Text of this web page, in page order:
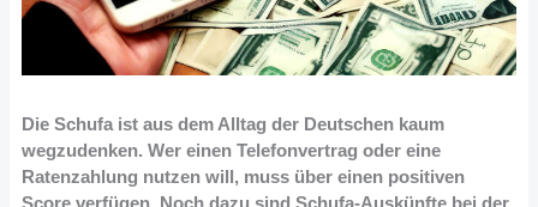
Die Schufa ist aus dem Alltag der Deutschen kaum
wegzudenken. Wer einen Telefonvertrag oder eine
Ratenzahlung nutzen will, muss über einen positiven